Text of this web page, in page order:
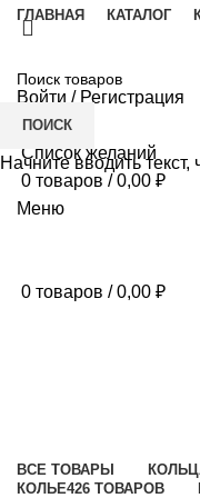
ГЛАВНАЯ КАТАЛОГ
Войти / Регистрация
Список желаний
0 товаров / 0,00 ₽
Меню
0 товаров / 0,00 ₽
ВСЕ ТОВАРЫ
КОЛЬЕ426 ТОВАРОВ
ПОИСК
Начните вводить